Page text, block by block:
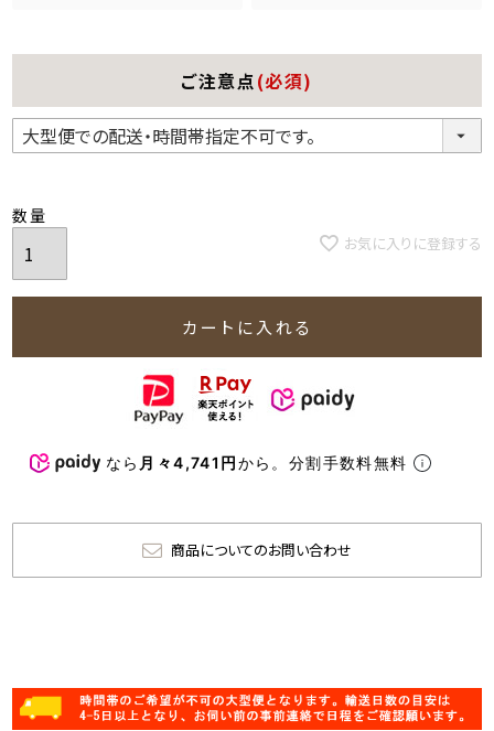
ご注意点(必須)
お気に入りに登録する
カートに入れる
なら 月々4,741円から。分割手数料無料
商品についてのお問い合わせ